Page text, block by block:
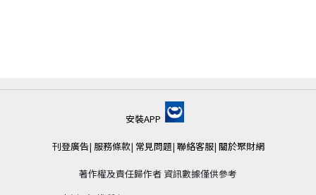
安裝APP
刊登廣告| 服務條款| 常見問題| 聯絡客服| 關於聚財網
著作權及責任歸作者 資訊數據僅供參考